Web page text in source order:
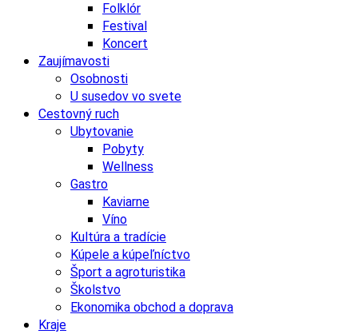
Folklór
Festival
Koncert
Zaujímavosti
Osobnosti
U susedov vo svete
Cestovný ruch
Ubytovanie
Pobyty
Wellness
Gastro
Kaviarne
Víno
Kultúra a tradície
Kúpele a kúpeľníctvo
Šport a agroturistika
Školstvo
Ekonomika obchod a doprava
Kraje